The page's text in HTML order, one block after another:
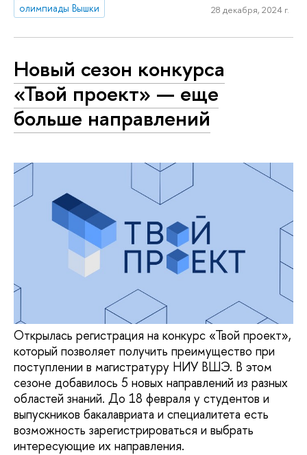
олимпиады Вышки
28 декабря, 2024 г.
Новый сезон конкурса
«Твой проект» — еще
больше направлений
Открылась регистрация на конкурс «Твой проект»,
который позволяет получить преимущество при
поступлении в магистратуру НИУ ВШЭ. В этом
сезоне добавилось 5 новых направлений из разных
областей знаний. До 18 февраля у студентов и
выпускников бакалавриата и специалитета есть
возможность зарегистрироваться и выбрать
интересующие их направления.